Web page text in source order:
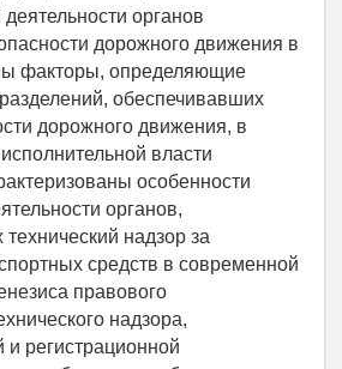
органов
дорожного движения в
факторы, определяющие
обеспечивавших
дорожного движения, в
власти
особенности
органов,
надзор за
средств в современной
правового
надзора,
и регистрационной